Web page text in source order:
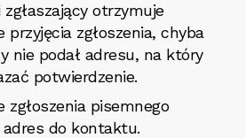
otrzymuje
przyjęcia zgłoszenia, chyba
nie podał adresu, na który
potwierdzenie.
zgłoszenia pisemnego
do kontaktu.